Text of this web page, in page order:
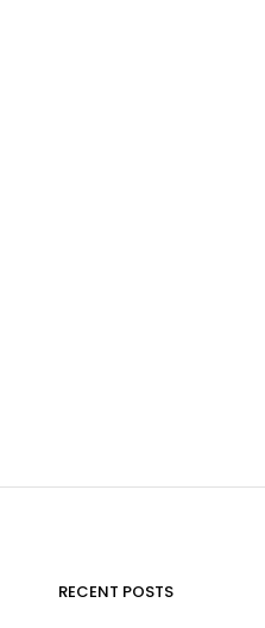
RECENT POSTS